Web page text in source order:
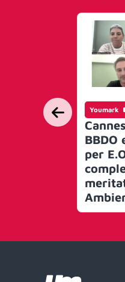
Youmark
BBDO
per